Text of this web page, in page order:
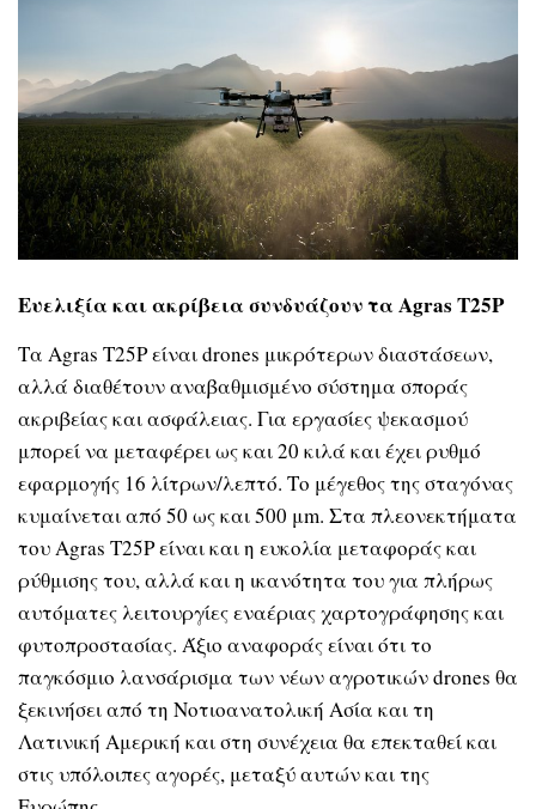
Ευελιξία και ακρίβεια συνδυάζουν ταAgras T25P
Τα Agras T25P είναι drones μικρότερων διαστάσεων,
αλλά διαθέτουν αναβαθμισμένο σύστημα σποράς
ακριβείας και ασφάλειας. Για εργασίες ψεκασμού
μπορεί να μεταφέρει ως και 20 κιλά και έχει ρυθμό
εφαρμογής 16 λίτρων/λεπτό. Το μέγεθος της σταγόνας
κυμαίνεται από 50 ως και 500 μm. Στα πλεονεκτήματα
του Agras T25P είναι και η ευκολία μεταφοράς και
ρύθμισης του, αλλά και η ικανότητα του για πλήρως
αυτόματες λειτουργίες εναέριας χαρτογράφησης και
φυτοπροστασίας. Άξιο αναφοράς είναι ότι το
παγκόσμιο λανσάρισμα των νέων αγροτικών drones θα
ξεκινήσει από τη Νοτιοανατολική Ασία και τη
Λατινική Αμερική και στη συνέχεια θα επεκταθεί και
στις υπόλοιπες αγορές, μεταξύ αυτών και της